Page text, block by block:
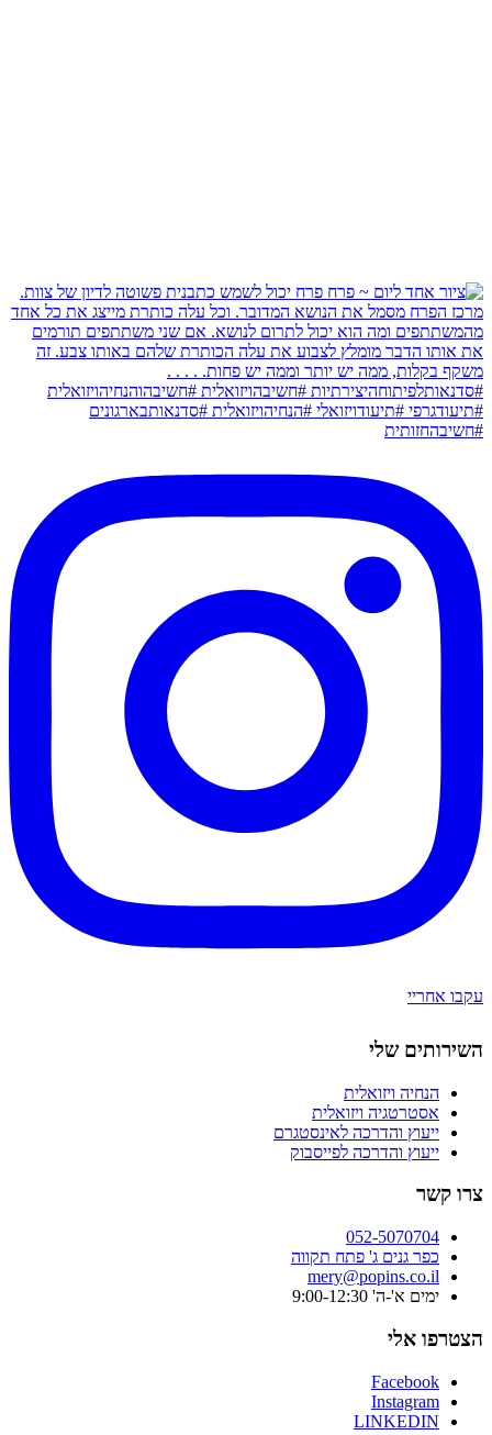
עקבו אחריי
השירותים שלי
הנחיה ויזואלית
אסטרטגיה ויזואלית
ייעוץ והדרכה לאינסטגרם
ייעוץ והדרכה לפייסבוק
צרו קשר
052-5070704
כפר גנים ג' פתח תקווה
mery@popins.co.il
ימים א'-ה' 9:00-12:30
הצטרפו אלי
Facebook
Instagram
LINKEDIN